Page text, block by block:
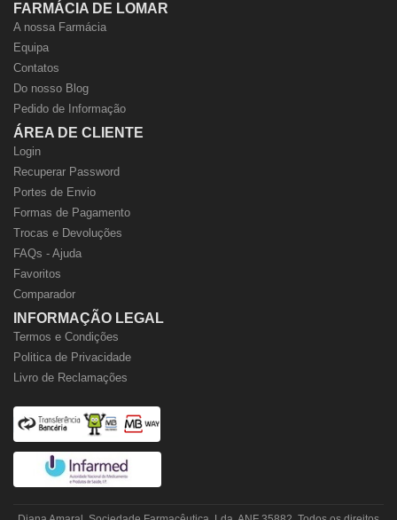
FARMÁCIA DE LOMAR
A nossa Farmácia
Equipa
Contatos
Do nosso Blog
Pedido de Informação
ÁREA DE CLIENTE
Login
Recuperar Password
Portes de Envio
Formas de Pagamento
Trocas e Devoluções
FAQs - Ajuda
Favoritos
Comparador
INFORMAÇÃO LEGAL
Termos e Condições
Politica de Privacidade
Livro de Reclamações